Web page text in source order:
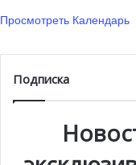
Дизайн также
двухэтажный
Просмотреть Календарь
Подписка